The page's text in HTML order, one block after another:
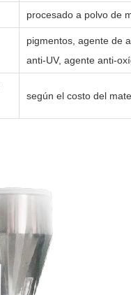
procesado a polvo de
pigmentos, agente de
anti-UV, agente anti-
según el costo del